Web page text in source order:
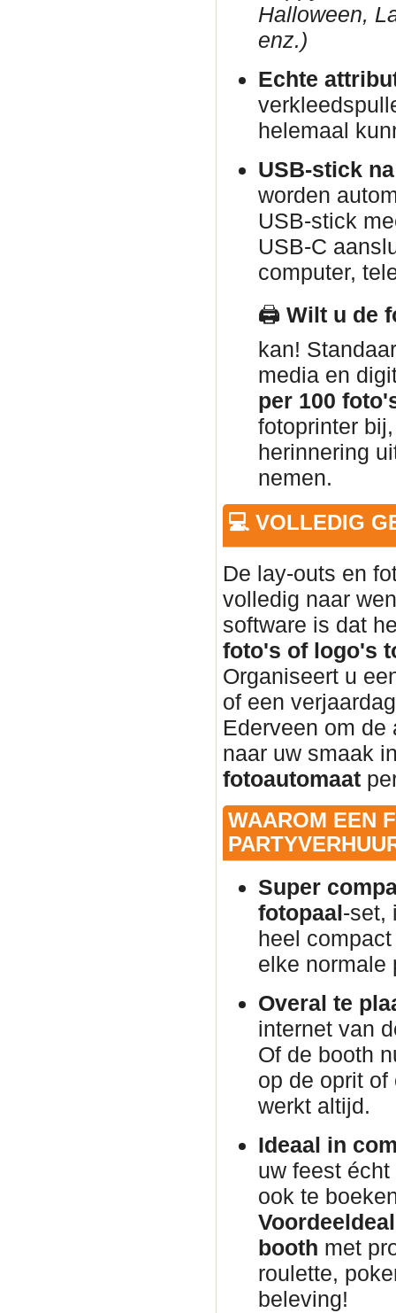
Halloween,
enz.)
Echte
helemaal
USB-stick
worden
USB-stick
USB-C
computer,
🖨️ Wilt u de
kan!
media en
per 100
fotoprinter
herinnering
nemen.
💻 VOLLEDIG
De lay-outs en
volledig naar
software is dat
foto's of logo's
Organiseert u
of een
Ederveen om
naar uw smaak
fotoautomaat
WAAROM EEN
Super
fotopaal-set,
heel
elke normale
Overal te
internet van
Of de booth
op de oprit
werkt altijd.
Ideaal in
uw feest
ook te
booth met
roulette,
beleving!